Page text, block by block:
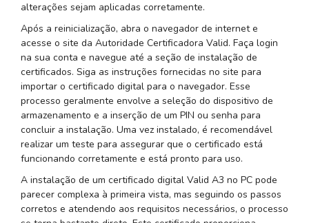
alterações sejam aplicadas corretamente.
Após a reinicialização, abra o navegador de internet e
acesse o site da Autoridade Certificadora Valid. Faça login
na sua conta e navegue até a seção de instalação de
certificados. Siga as instruções fornecidas no site para
importar o certificado digital para o navegador. Esse
processo geralmente envolve a seleção do dispositivo de
armazenamento e a inserção de um PIN ou senha para
concluir a instalação. Uma vez instalado, é recomendável
realizar um teste para assegurar que o certificado está
funcionando corretamente e está pronto para uso.
A instalação de um certificado digital Valid A3 no PC pode
parecer complexa à primeira vista, mas seguindo os passos
corretos e atendendo aos requisitos necessários, o processo